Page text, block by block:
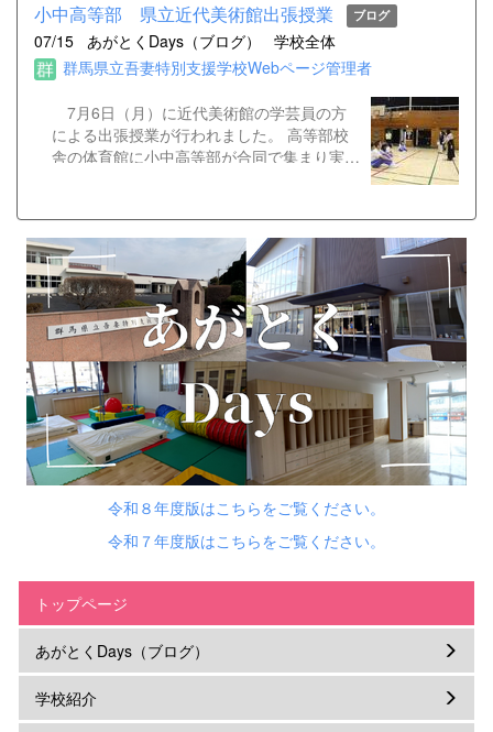
小中高等部 県立近代美術館出張授業 ブログ
07/15 あがとくDays（ブログ）
学校全体
群馬県立吾妻特別支援学校Webページ管理者
7月6日（月）に近代美術館の学芸員の方
による出張授業が行われました。 高等部校
舎の体育館に小中高等部が合同で集まり実施
スして取り組むことができました。 《鑑賞
する前に》 学芸員の方のお話を聞くことか
ら授業が始まりました。 《鑑賞風
景》 壁面に貼った絵を見てまねっこをしま
した。 大きく体を動かしたり、動物の鳴き
まねをしたりしました。 《作成風
景》 いろいろな色の三角形を並べたり、は
さみで折り紙や色画用紙を好きな形に切って
貼ったりして、思い思いの作品を作りまし
た。 《閉会式》 できた作品を床にし
いたプラダンの上に並べ、みんなで鑑賞しま
した。自分の作品を見せながら、頑張ったこ
とや絵の説明についてうれしそうに発表する
児童・生徒もたくさんいました。
令和８年度版はこちらをご覧ください。
令和７年度版はこちらをご覧ください。
トップページ
あがとくDays（ブログ）
学校紹介